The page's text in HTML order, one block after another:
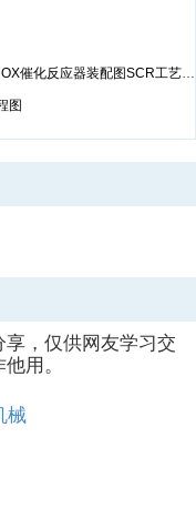
化反应器装配图SCR工艺流程图
图
，仅供网友学习交
用。
械